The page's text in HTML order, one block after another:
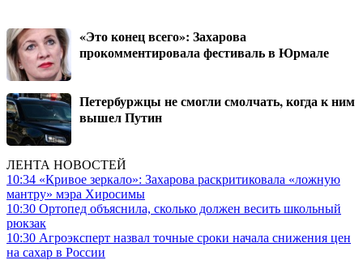
«Это конец всего»: Захарова
прокомментировала фестиваль в Юрмале
Петербуржцы не смогли смолчать, когда к ним
вышел Путин
ЛЕНТА НОВОСТЕЙ
10:34 «Кривое зеркало»: Захарова раскритиковала «ложную
мантру» мэра Хиросимы
10:30 Ортопед объяснила, сколько должен весить школьный
рюкзак
10:30 Агроэксперт назвал точные сроки начала снижения цен
на сахар в России